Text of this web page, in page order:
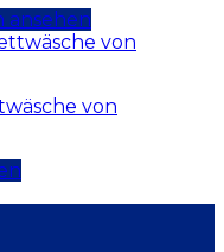
ansehen
von